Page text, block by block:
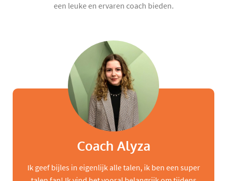
een leuke en ervaren coach bieden.
Coach Alyza
Ik geef bijles in eigenlijk alle talen, ik ben een super